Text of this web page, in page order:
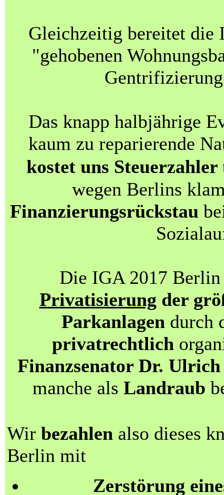
Gleichzeitig bereitet die
"gehobenen
Das knapp halbjährige
kaum zu reparierende
kostet uns
wegen Berlins
Finanzierungsrückstau
Die IGA 2017
Privatisierung der
Parkanlagendurch
privatrechtlich
Finanzsenator Dr.
manche als Landraub
Wir bezahlen also dieses
Berlin mit
Zerstörung